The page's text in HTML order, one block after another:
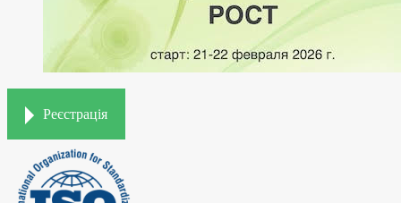
Реєстрація